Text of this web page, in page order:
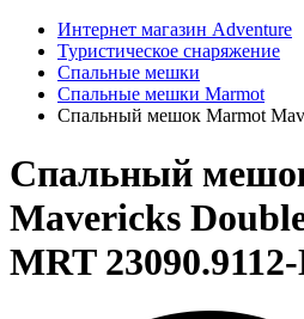
Интернет магазин Adventure
Туристическое снаряжение
Спальные мешки
Спальные мешки Marmot
Спальный мешок Marmot
Спальный
Mavericks
MRT